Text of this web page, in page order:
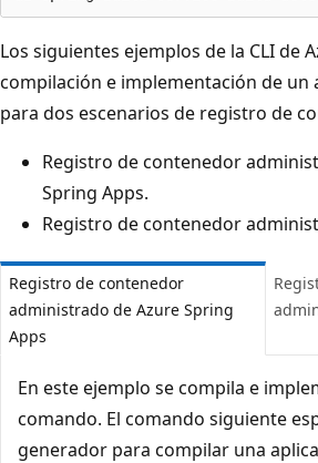
Los siguientes ejemplos de la CLI de
compilación e implementación de un
para dos escenarios de registro de
Registro de contenedor
Spring Apps.
Registro de contenedor
Registro de contenedor
administrado de Azure Spring
Apps
En este ejemplo se compila e
comando. El comando siguiente
generador para compilar una